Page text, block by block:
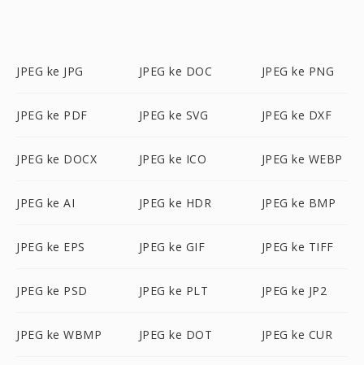
JPEG ke JPG JPEG ke DOC JPEG ke PNG
JPEG ke PDF JPEG ke SVG JPEG ke DXF
JPEG ke DOCX JPEG ke ICO JPEG ke WEBP
JPEG ke AI JPEG ke HDR JPEG ke BMP
JPEG ke EPS JPEG ke GIF JPEG ke TIFF
JPEG ke PSD JPEG ke PLT JPEG ke JP2
JPEG ke WBMP JPEG ke DOT JPEG ke CUR